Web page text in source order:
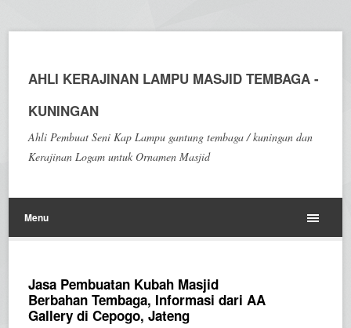
AHLI KERAJINAN LAMPU MASJID TEMBAGA -
KUNINGAN
Ahli Pembuat Seni Kap Lampu gantung tembaga / kuningan dan
Kerajinan Logam untuk Ornamen Masjid
Menu
Jasa Pembuatan Kubah Masjid
Berbahan Tembaga, Informasi dari AA
Gallery di Cepogo, Jateng